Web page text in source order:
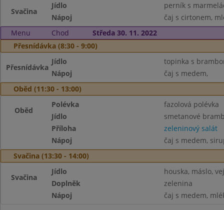
Svačina
Jídlo
perník s
Nápoj
čaj s cirtonem,
Menu
Chod
Středa 30. 11. 2022
Přesnídávka (8:30 - 9:00)
Přesnídávka
Jídlo
topinka s
Nápoj
čaj s medem,
Oběd (11:30 - 13:00)
Oběd
Polévka
fazolová polévka
Jídlo
smetanové
Příloha
zeleninový salát
Nápoj
čaj s medem,
Svačina (13:30 - 14:00)
Svačina
Jídlo
houska, máslo,
Doplněk
zelenina
Nápoj
čaj s medem,